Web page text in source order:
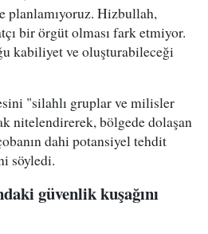
planlamıyoruz. Hizbullah,
bir örgüt olması fark etmiyor.
kabiliyet ve oluşturabileceği
"silahlı gruplar ve milisler
nitelendirerek, bölgede dolaşan
dahi potansiyel tehdit
söyledi.
güvenlik kuşağını